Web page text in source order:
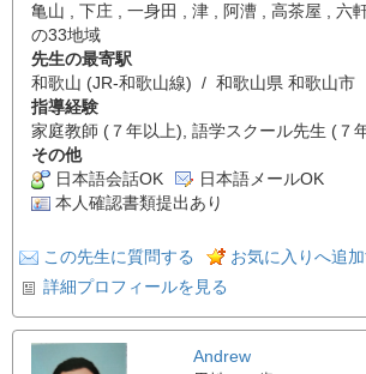
亀山 , 下庄 , 一身田 , 津 , 阿漕 , 高茶屋 , 六
の33地域
先生の最寄駅
和歌山 (JR-和歌山線) / 和歌山県 和歌山市
指導経験
家庭教師 (７年以上), 語学スクール先生 (７
その他
日本語会話OK
日本語メールOK
本人確認書類提出あり
この先生に質問する
お気に入りへ追
詳細プロフィールを見る
Andrew